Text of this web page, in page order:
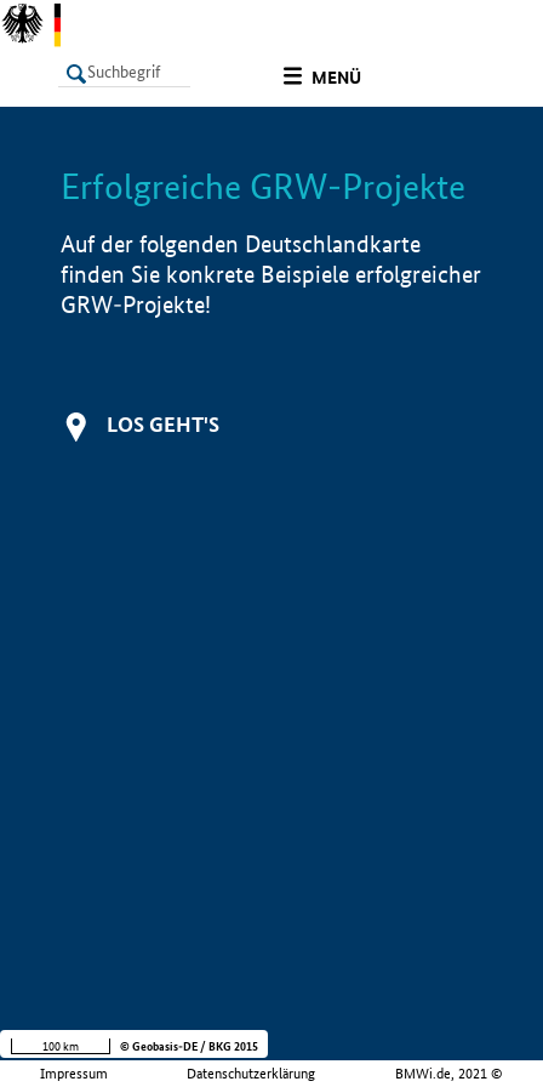
MENÜ
LISTE Info
Erfolgreiche GRW-Projekte
Auf der folgenden Deutschlandkarte
finden Sie konkrete Beispiele erfolgreicher
GRW-Projekte!
LOS GEHT'S
Impressum Datenschutzerklärung BMWi.de, 2021 ©
100 km © Geobasis-DE / BKG 2015